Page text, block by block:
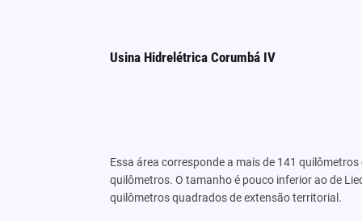
Usina Hidrelétrica Corumbá IV
Essa área corresponde a mais de 141
quilômetros. O tamanho é pouco inferior ao de
quilômetros quadrados de extensão territorial.